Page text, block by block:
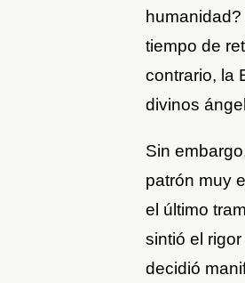
tiempo de
contrario, la
divinos
Sin
patrón muy
el último
sintió el
decidió